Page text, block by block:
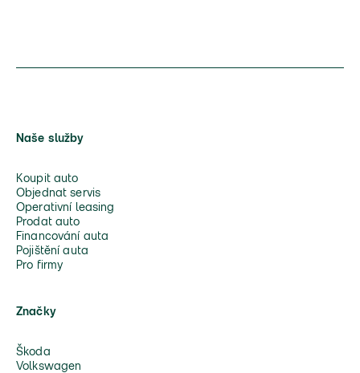
Naše služby
Koupit auto
Objednat servis
Operativní leasing
Prodat auto
Financování auta
Pojištění auta
Pro firmy
Značky
Škoda
Volkswagen